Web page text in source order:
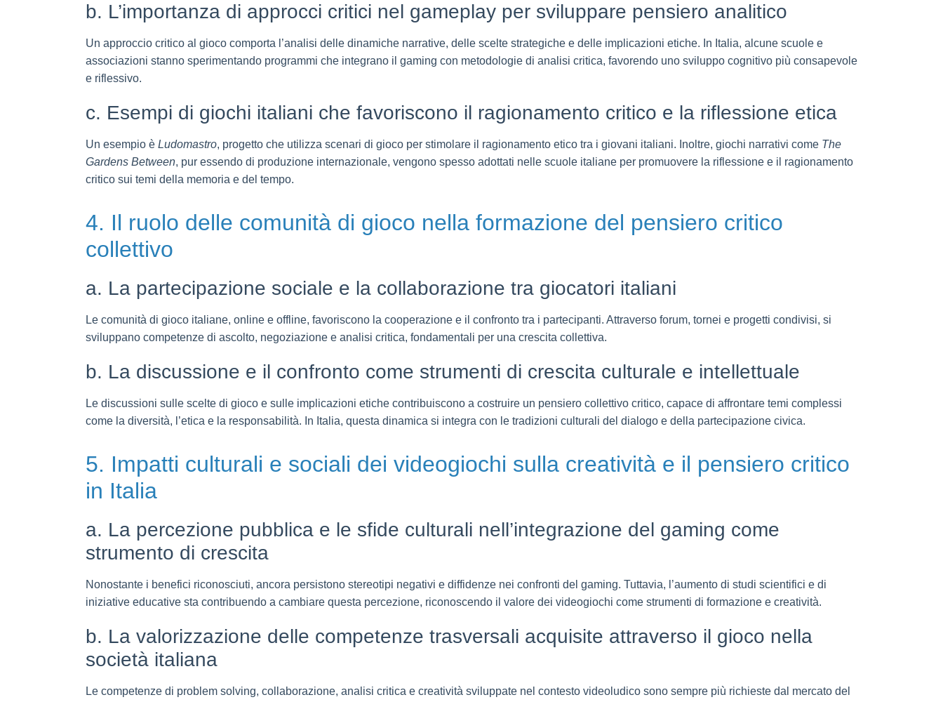
b. L’importanza di approcci critici nel gameplay per sviluppare pensiero analitico
Un approccio critico al gioco comporta l’analisi delle dinamiche narrative, delle scelte strategiche e delle implicazioni etiche. In Italia, alcune scuole e
associazioni stanno sperimentando programmi che integrano il gaming con metodologie di analisi critica, favorendo uno sviluppo cognitivo più consapevole
e riflessivo.
c. Esempi di giochi italiani che favoriscono il ragionamento critico e la riflessione etica
Un esempio è Ludomastro, progetto che utilizza scenari di gioco per stimolare il ragionamento etico tra i giovani italiani. Inoltre, giochi narrativi come The
Gardens Between, pur essendo di produzione internazionale, vengono spesso adottati nelle scuole italiane per promuovere la riflessione e il ragionamento
critico sui temi della memoria e del tempo.
4. Il ruolo delle comunità di gioco nella formazione del pensiero critico
collettivo
a. La partecipazione sociale e la collaborazione tra giocatori italiani
Le comunità di gioco italiane, online e offline, favoriscono la cooperazione e il confronto tra i partecipanti. Attraverso forum, tornei e progetti condivisi, si
sviluppano competenze di ascolto, negoziazione e analisi critica, fondamentali per una crescita collettiva.
b. La discussione e il confronto come strumenti di crescita culturale e intellettuale
Le discussioni sulle scelte di gioco e sulle implicazioni etiche contribuiscono a costruire un pensiero collettivo critico, capace di affrontare temi complessi
come la diversità, l’etica e la responsabilità. In Italia, questa dinamica si integra con le tradizioni culturali del dialogo e della partecipazione civica.
5. Impatti culturali e sociali dei videogiochi sulla creatività e il pensiero critico
in Italia
a. La percezione pubblica e le sfide culturali nell’integrazione del gaming come
strumento di crescita
Nonostante i benefici riconosciuti, ancora persistono stereotipi negativi e diffidenze nei confronti del gaming. Tuttavia, l’aumento di studi scientifici e di
iniziative educative sta contribuendo a cambiare questa percezione, riconoscendo il valore dei videogiochi come strumenti di formazione e creatività.
b. La valorizzazione delle competenze trasversali acquisite attraverso il gioco nella
società italiana
Le competenze di problem solving, collaborazione, analisi critica e creatività sviluppate nel contesto videoludico sono sempre più richieste dal mercato del